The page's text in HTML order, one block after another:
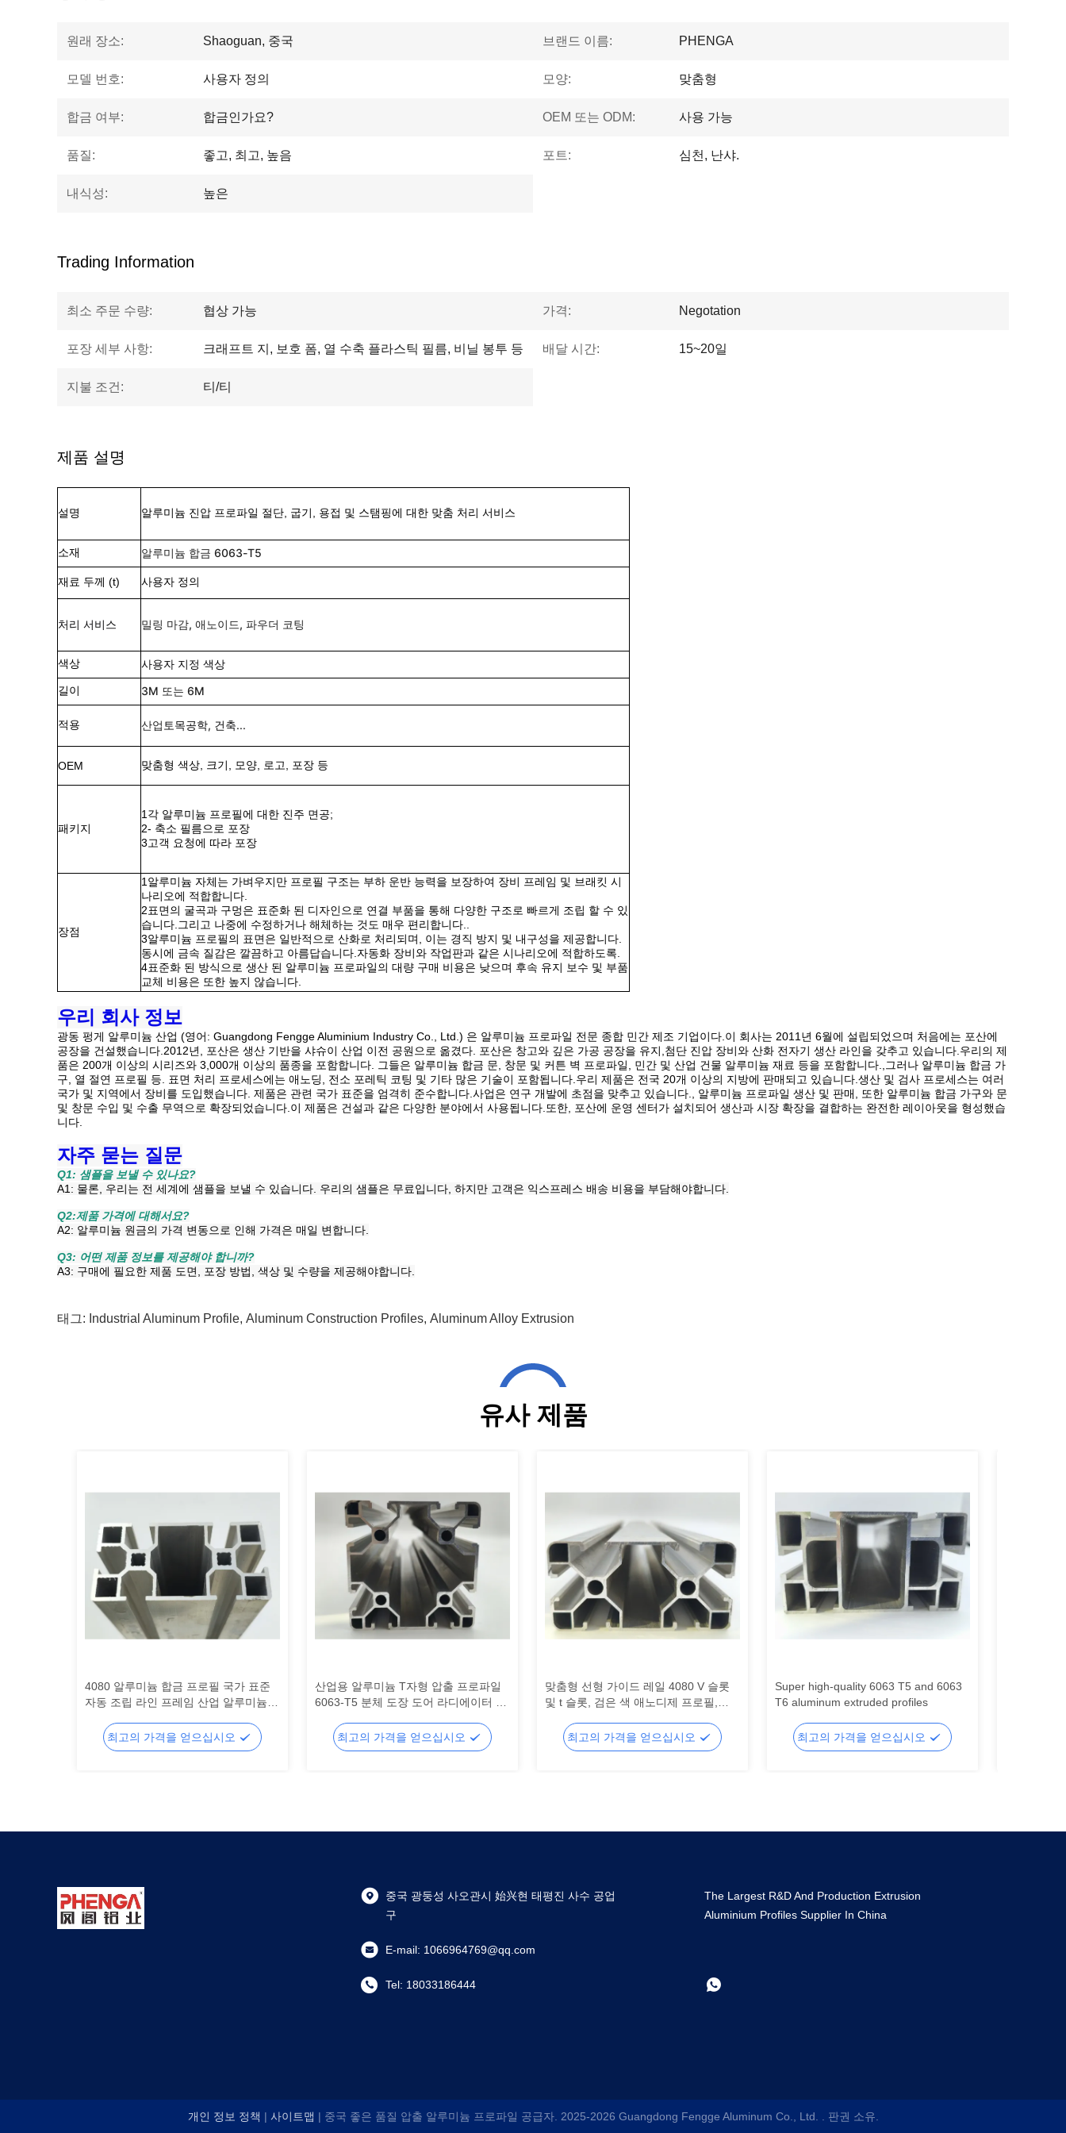
원래 장소: Shaoguan, 중국 브랜드 이름: PHENGA
모델 번호: 사용자 정의 모양: 맞춤형
합금 여부: 합금인가요? OEM 또는 ODM: 사용 가능
품질: 좋고, 최고, 높음 포트: 심천, 난샤.
내식성: 높은
Trading Information
최소 주문 수량: 협상 가능 가격: Negotation
포장 세부 사항: 크래프트 지, 보호 폼, 열 수축 플라스틱 필름, 비닐 봉투 등 배달 시간: 15~20일
지불 조건: 티/티
제품 설명
설명 알루미늄 진압 프로파일 절단, 굽기, 용접 및 스탬핑에 대한 맞춤 처리 서비스
소재 알루미늄 합금 6063-T5
재료 두께 (t) 사용자 정의
처리 서비스 밀링 마감, 애노이드, 파우더 코팅
색상 사용자 지정 색상
길이 3M 또는 6M
적용 산업 토목공학, 건축...
OEM 맞춤형 색상, 크기, 모양, 로고, 포장 등
패키지
1각 알루미늄 프로필에 대한 진주 면공;
2- 축소 필름으로 포장
3고객 요청에 따라 포장
장점
1알루미늄 자체는 가벼우지만 프로필 구조는 부하 운반 능력을 보장하여 장비 프레임 및 브래킷 시
나리오에 적합합니다.
2표면의 굴곡과 구멍은 표준화 된 디자인으로 연결 부품을 통해 다양한 구조로 빠르게 조립 할 수 있
습니다.그리고 나중에 수정하거나 해체하는 것도 매우 편리합니다..
3알루미늄 프로필의 표면은 일반적으로 산화로 처리되며, 이는 경직 방지 및 내구성을 제공합니다.
동시에 금속 질감은 깔끔하고 아름답습니다.자동화 장비와 작업판과 같은 시나리오에 적합하도록.
4표준화 된 방식으로 생산 된 알루미늄 프로파일의 대량 구매 비용은 낮으며 후속 유지 보수 및 부품
교체 비용은 또한 높지 않습니다.
우리 회사 정보
광동 펑게 알루미늄 산업 (영어: Guangdong Fengge Aluminium Industry Co., Ltd.) 은 알루미늄 프로파일 전문 종합 민간 제조 기업이다.이 회사는 2011년 6월에 설립되었으며 처음에는 포산에
공장을 건설했습니다.2012년, 포산은 생산 기반을 샤슈이 산업 이전 공원으로 옮겼다. 포산은 창고와 깊은 가공 공장을 유지,첨단 진압 장비와 산화 전자기 생산 라인을 갖추고 있습니다.우리의 제
품은 200개 이상의 시리즈와 3,000개 이상의 품종을 포함합니다. 그들은 알루미늄 합금 문, 창문 및 커튼 벽 프로파일, 민간 및 산업 건물 알루미늄 재료 등을 포함합니다.,그러나 알루미늄 합금 가
구, 열 절연 프로필 등. 표면 처리 프로세스에는 애노딩, 전소 포레틱 코팅 및 기타 많은 기술이 포함됩니다.우리 제품은 전국 20개 이상의 지방에 판매되고 있습니다.생산 및 검사 프로세스는 여러
국가 및 지역에서 장비를 도입했습니다. 제품은 관련 국가 표준을 엄격히 준수합니다.사업은 연구 개발에 초점을 맞추고 있습니다., 알루미늄 프로파일 생산 및 판매, 또한 알루미늄 합금 가구와 문
및 창문 수입 및 수출 무역으로 확장되었습니다.이 제품은 건설과 같은 다양한 분야에서 사용됩니다.또한, 포산에 운영 센터가 설치되어 생산과 시장 확장을 결합하는 완전한 레이아웃을 형성했습
니다.
자주 묻는 질문
Q1: 샘플을 보낼 수 있나요?
A1: 물론, 우리는 전 세계에 샘플을 보낼 수 있습니다. 우리의 샘플은 무료입니다, 하지만 고객은 익스프레스 배송 비용을 부담해야합니다.
Q2:제품 가격에 대해서요?
A2: 알루미늄 원금의 가격 변동으로 인해 가격은 매일 변합니다.
Q3: 어떤 제품 정보를 제공해야 합니까?
A3: 구매에 필요한 제품 도면, 포장 방법, 색상 및 수량을 제공해야합니다.
태그: Industrial Aluminum Profile, Aluminum Construction Profiles, Aluminum Alloy Extrusion
유사 제품
4080 알루미늄 합금 프로필 국가 표준
자동 조립 라인 프레임 산업 알루미늄
최고의 가격을 얻으십시오
산업용 알루미늄 T자형 압출 프로파일
6063-T5 분체 도장 도어 라디에이터 작
최고의 가격을 얻으십시오
맞춤형 선형 가이드 레일 4080 V 슬롯
및 t 슬롯, 검은 색 애노디제 프로필,
미늄 프로필
최고의 가격을 얻으십시오
Super high-quality 6063 T5 and 6063
T6 aluminum extruded profiles
최고의 가격을 얻으십시오
중국 광둥성 사오관시 始兴현 태평진 사수 공업
구
E-mail: 1066964769@qq.com
Tel: 18033186444
The Largest R&D And Production Extrusion
Aluminium Profiles Supplier In China
개인 정보 정책 | 사이트맵 | 중국 좋은 품질 압출 알루미늄 프로파일 공급자. 2025-2026 Guangdong Fengge Aluminum Co., Ltd. . 판권 소유.